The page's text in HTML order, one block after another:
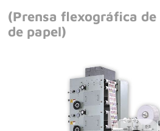
(Prensa flexográfica
de papel)